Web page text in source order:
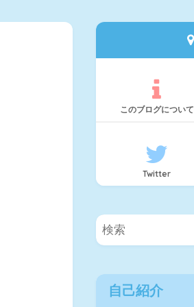
このブログについて
Twitter
自己紹介